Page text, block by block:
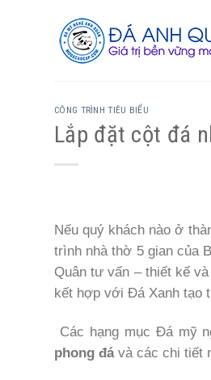
CÔNG TRÌNH TIÊU BIỂU
Lắp đặt cột đá
Nếu quý khách nào ở
trình nhà thờ 5 gian của
Quân tư vấn – thiết kế
kết hợp với Đá Xanh tạo
Các hạng mục Đá mỹ
phong đávà các chi tiết